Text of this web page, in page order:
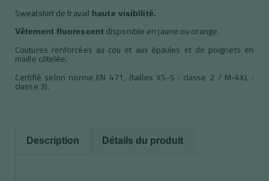
Sweatshirt de travail haute visibilité.
Vêtement fluorescentdisponible en jaune ou orange.
Coutures renforcées au cou et aux épaules et de poignets en
maille côtelée.
Certifié selon norme EN 471, (tailles XS-S : classe 2 / M-4XL :
classe 3).
Description Détails du produit